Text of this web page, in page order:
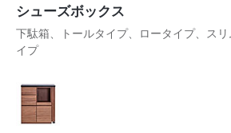
シューズボックス
下駄箱、トールタイプ、ロータイプ、ス
イプ